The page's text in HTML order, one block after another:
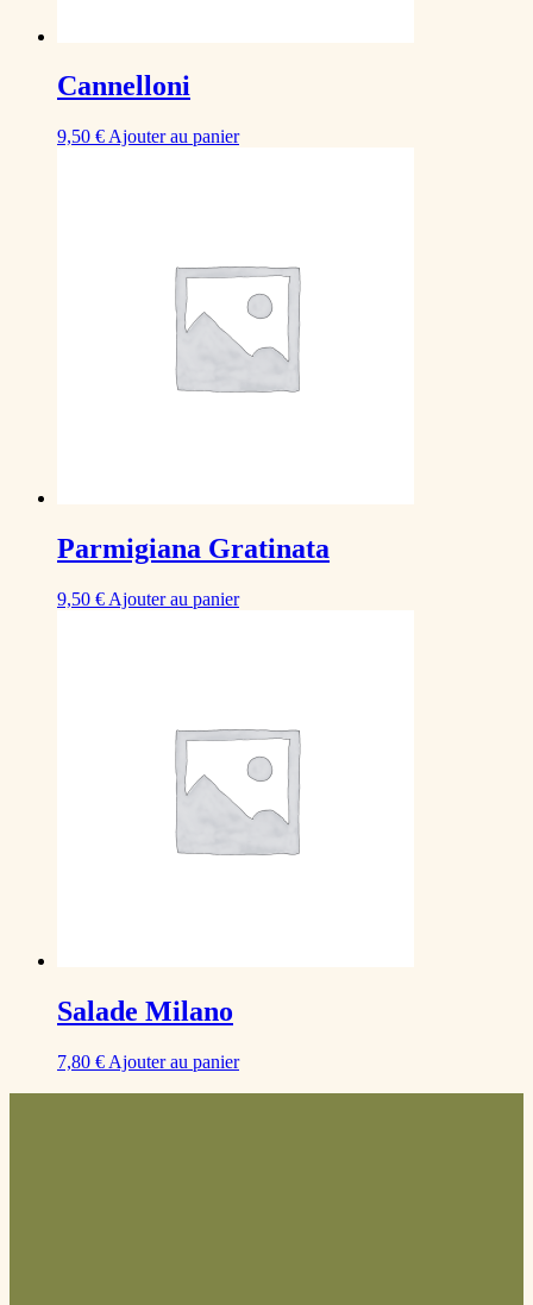
Cannelloni
9,50 € Ajouter au panier
Parmigiana Gratinata
9,50 € Ajouter au panier
Salade Milano
7,80 € Ajouter au panier